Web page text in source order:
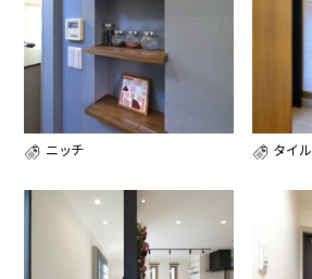
ニッチ タイル